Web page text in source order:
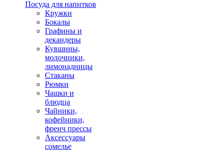
Посуда для напитков
Кружки
Бокалы
Графины и
декандеры
Кувшины,
молочники,
лимонадницы
Стаканы
Рюмки
Чашки и
блюдца
Чайники,
кофейники,
френч прессы
Аксессуары
сомелье